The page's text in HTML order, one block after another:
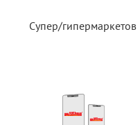
Супер/гипермаркетов